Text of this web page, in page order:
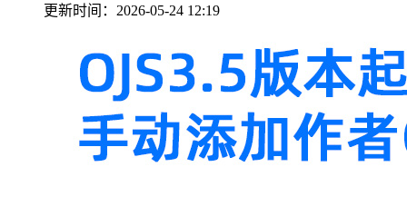
更新时间：2026-05-24 12:19